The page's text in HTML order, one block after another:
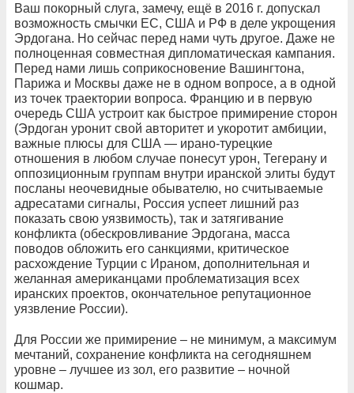
Ваш покорный слуга, замечу, ещё в 2016 г. допускал
возможность смычки ЕС, США и РФ в деле укрощения
Эрдогана. Но сейчас перед нами чуть другое. Даже не
полноценная совместная дипломатическая кампания.
Перед нами лишь соприкосновение Вашингтона,
Парижа и Москвы даже не в одном вопросе, а в одной
из точек траектории вопроса. Францию и в первую
очередь США устроит как быстрое примирение сторон
(Эрдоган уронит свой авторитет и укоротит амбиции,
важные плюсы для США — ирано-турецкие
отношения в любом случае понесут урон, Тегерану и
оппозиционным группам внутри иранской элиты будут
посланы неочевидные обывателю, но считываемые
адресатами сигналы, Россия успеет лишний раз
показать свою уязвимость), так и затягивание
конфликта (обескровливание Эрдогана, масса
поводов обложить его санкциями, критическое
расхождение Турции с Ираном, дополнительная и
желанная американцами проблематизация всех
иранских проектов, окончательное репутационное
уязвление России).
Для России же примирение – не минимум, а максимум
мечтаний, сохранение конфликта на сегодняшнем
уровне – лучшее из зол, его развитие – ночной
кошмар.